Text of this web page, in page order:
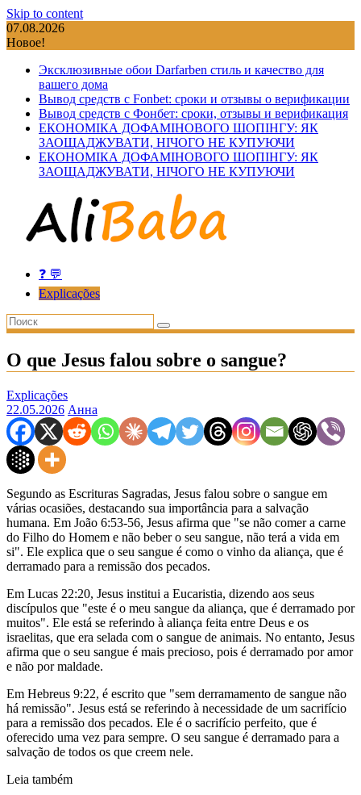
Skip to content
07.08.2026
Новое!
Эксклюзивные обои Darfarben стиль и качество для
вашего дома
Вывод средств с Fonbet: сроки и отзывы о верификации
Вывод средств с Фонбет: сроки, отзывы и верификация
ЕКОНОМІКА ДОФАМІНОВОГО ШОПІНГУ: ЯК
ЗАОЩАДЖУВАТИ, НІЧОГО НЕ КУПУЮЧИ
ЕКОНОМІКА ДОФАМІНОВОГО ШОПІНГУ: ЯК
ЗАОЩАДЖУВАТИ, НІЧОГО НЕ КУПУЮЧИ
❓ 💬
Explicações
O que Jesus falou sobre o sangue?
Explicações
22.05.2026 Анна
Segundo as Escrituras Sagradas, Jesus falou sobre o sangue em
várias ocasiões, destacando sua importância para a salvação
humana. Em João 6:53-56, Jesus afirma que "se não comer a carne
do Filho do Homem e não beber o seu sangue, não terá a vida em
si". Ele explica que o seu sangue é como o vinho da aliança, que é
derramado para a remissão dos pecados.
Em Lucas 22:20, Jesus institui a Eucaristia, dizendo aos seus
discípulos que "este é o meu sangue da aliança, que é derramado por
muitos". Ele está se referindo à aliança feita entre Deus e os
israelitas, que era selada com o sangue de animais. No entanto, Jesus
afirma que o seu sangue é mais precioso, pois é derramado por amor
e não por maldade.
Em Hebreus 9:22, é escrito que "sem derramamento de sangue não
há remissão". Jesus está se referindo à necessidade de um sacrifício
para a remissão dos pecados. Ele é o sacrifício perfeito, que é
oferecido uma vez para sempre. O seu sangue é derramado para a
salvação de todos os que creem nele.
Leia também